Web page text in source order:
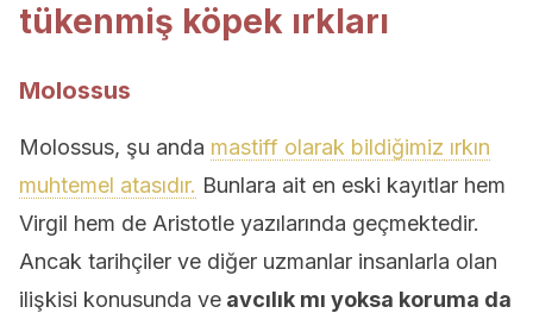
tükenmiş köpek ırkları
Molossus
Molossus, şu anda mastiff olarak bildiğimiz ırkın
muhtemel atasıdır. Bunlara ait en eski kayıtlar hem
Virgil hem de Aristotle yazılarında geçmektedir.
Ancak tarihçiler ve diğer uzmanlar insanlarla olan
ilişkisi konusunda ve avcılık mı yoksa koruma da